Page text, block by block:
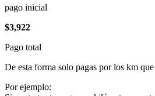
pago inicial
$3,922
Pago total
De esta forma solo pagas por los km
Por ejemplo: